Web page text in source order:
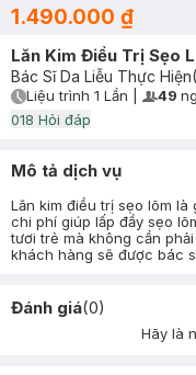
1.490.000 ₫
Lăn Kim Điều Trị Sẹo
Bác Sĩ Da Liễu Thực Hiện
Timer Gray Icon
Liệu trình 1 Lần User
49
018 Hỏi đáp
Mô tả dịch vụ
Lăn kim điều trị sẹo lõm
chi phí giúp lấp đầy sẹo
tươi trẻ mà không cần
khách hàng sẽ được bác
Đánh giá(0)
Hãy là